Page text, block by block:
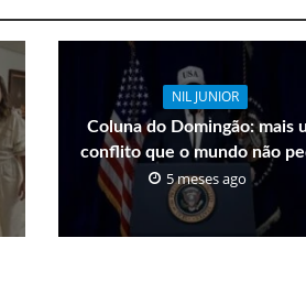
NIL JUNIOR
Coluna do Domingão: mais
conflito que o mundo não
5 meses ago